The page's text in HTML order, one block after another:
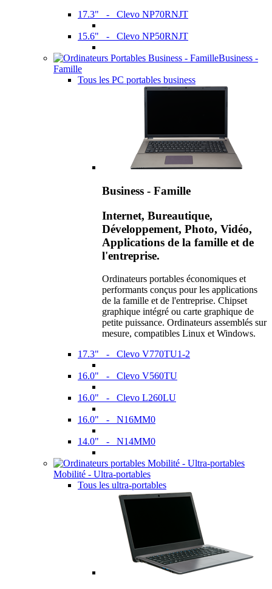
17.3" - Clevo NP70RNJT
15.6" - Clevo NP50RNJT
Business -
Famille
Tous les PC portables business
Business - Famille
Internet, Bureautique,
Développement, Photo, Vidéo,
Applications de la famille et de
l'entreprise.
Ordinateurs portables économiques et
performants conçus pour les applications
de la famille et de l'entreprise. Chipset
graphique intégré ou carte graphique de
petite puissance. Ordinateurs assemblés sur
mesure, compatibles Linux et Windows.
17.3" - Clevo V770TU1-2
16.0" - Clevo V560TU
16.0" - Clevo L260LU
16.0" - N16MM0
14.0" - N14MM0
Mobilité - Ultra-portables
Tous les ultra-portables